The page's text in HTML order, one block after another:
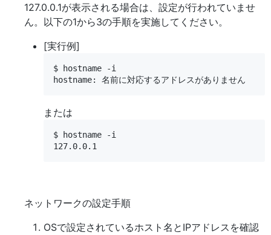
127.0.0.1が表示される場合は、設定が行われていませ
ん。以下の1から3の手順を実施してください。
[実行例]
$ hostname -i
または
$ hostname -i
ネットワークの設定手順
OSで設定されているホスト名とIPアドレスを確認